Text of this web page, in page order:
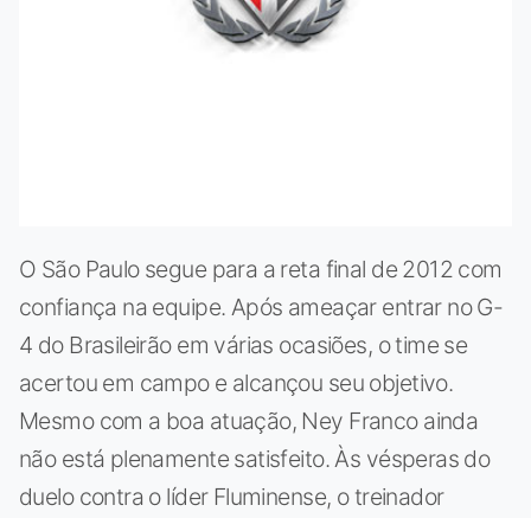
O São Paulo segue para a reta final de 2012 com
confiança na equipe. Após ameaçar entrar no G-
4 do Brasileirão em várias ocasiões, o time se
acertou em campo e alcançou seu objetivo.
Mesmo com a boa atuação, Ney Franco ainda
não está plenamente satisfeito. Às vésperas do
duelo contra o líder Fluminense, o treinador